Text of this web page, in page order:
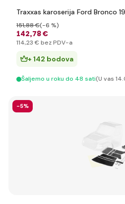
Traxxas karoserija Ford Bronco
142,78 €
151,88 €(-6 %)
114,23 € bez PDV-a
+ 142 bodova
Šaljemo u roku do 48 sati(U vas
-5%